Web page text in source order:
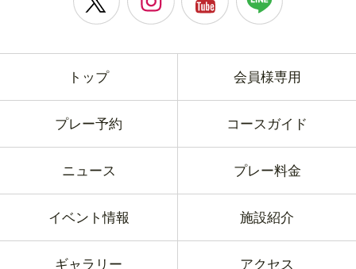
トップ 会員様専用
プレー予約 コースガイド
ニュース プレー料金
イベント情報 施設紹介
ギャラリー アクセス